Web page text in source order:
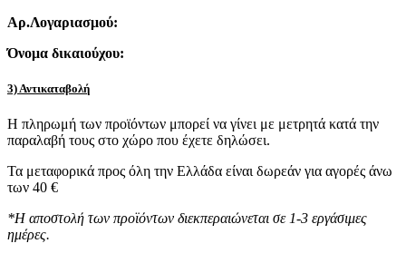
Αρ.Λογαριασμού:
Όνομα δικαιούχου:
3) Αντικαταβολή
Η πληρωμή των προϊόντων μπορεί να γίνει με μετρητά κατά την
παραλαβή τους στο χώρο που έχετε δηλώσει.
Τα μεταφορικά προς όλη την Ελλάδα είναι δωρεάν για αγορές άνω
των 40 €
*Η αποστολή των προϊόντων διεκπεραιώνεται σε 1-3 εργάσιμες
ημέρες.